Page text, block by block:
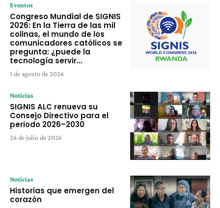
Eventos
Congreso Mundial de SIGNIS
2026: En la Tierra de las mil
colinas, el mundo de los
comunicadores católicos se
pregunta: ¿puede la
tecnología servir...
1 de agosto de 2026
Noticias
SIGNIS ALC renueva su
Consejo Directivo para el
periodo 2026–2030
26 de julio de 2026
Noticias
Historias que emergen del
corazón